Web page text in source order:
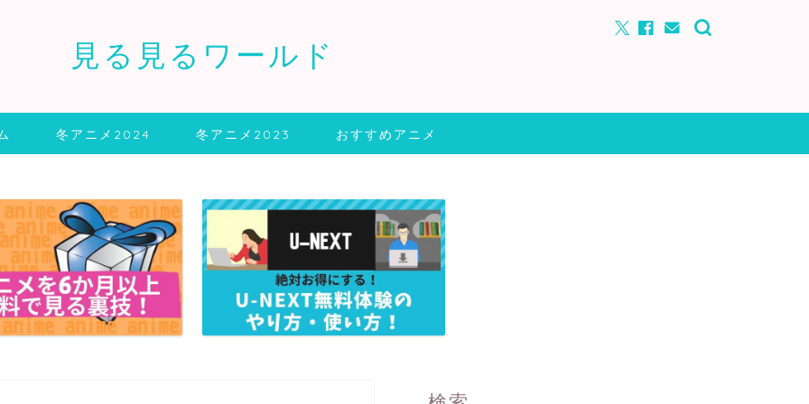
見る見るワールド
冬アニメ2024 冬アニメ2023 おすすめアニメ